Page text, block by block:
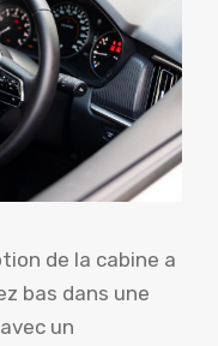
de la cabine a
bas dans une
un